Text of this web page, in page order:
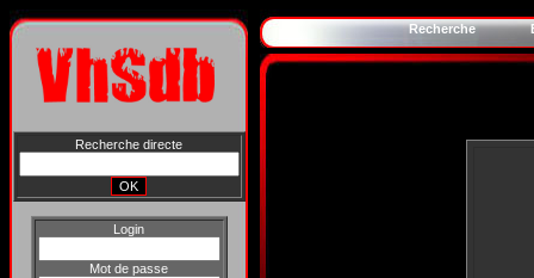
Recherche directe
Login
Mot de passe
Recherche